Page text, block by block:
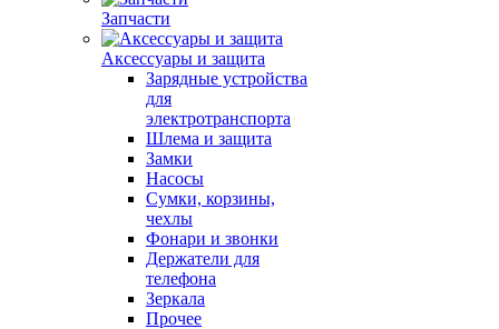
Запчасти
Аксессуары и защита
Зарядные устройства
для
электротранспорта
Шлема и защита
Замки
Насосы
Сумки, корзины,
чехлы
Фонари и звонки
Держатели для
телефона
Зеркала
Прочее